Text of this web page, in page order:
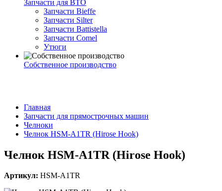
Запчасти для ВТО
Запчасти Bieffe
Запчасти Silter
Запчасти Battistella
Запчасти Comel
Утюги
Собственное производство
Главная
Запчасти для прямострочных машин
Челноки
Челнок HSM-A1TR (Hirose Hook)
Челнок HSM-A1TR (Hirose Hook)
Артикул: HSM-A1TR